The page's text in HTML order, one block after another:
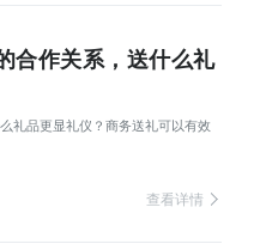
合作关系，送什么礼
礼品更显礼仪？商务送礼可以有效
查看详情